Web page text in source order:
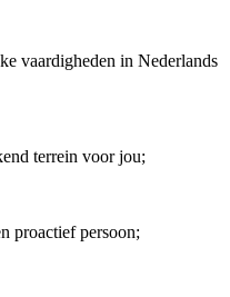
vaardigheden in Nederlands
terrein voor jou;
proactief persoon;